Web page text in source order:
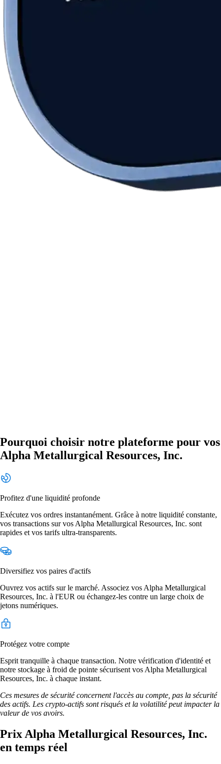
Pourquoi choisir notre plateforme pour vos
Alpha Metallurgical Resources, Inc.
Profitez d'une liquidité profonde
Exécutez vos ordres instantanément. Grâce à notre liquidité constante,
vos transactions sur vos Alpha Metallurgical Resources, Inc. sont
rapides et vos tarifs ultra-transparents.
Diversifiez vos paires d'actifs
Ouvrez vos actifs sur le marché. Associez vos Alpha Metallurgical
Resources, Inc. à l'EUR ou échangez-les contre un large choix de
jetons numériques.
Protégez votre compte
Esprit tranquille à chaque transaction. Notre vérification d'identité et
notre stockage à froid de pointe sécurisent vos Alpha Metallurgical
Resources, Inc. à chaque instant.
Ces mesures de sécurité concernent l'accès au compte, pas la sécurité
des actifs. Les crypto-actifs sont risqués et la volatilité peut impacter la
valeur de vos avoirs.
Prix Alpha Metallurgical Resources, Inc.
en temps réel